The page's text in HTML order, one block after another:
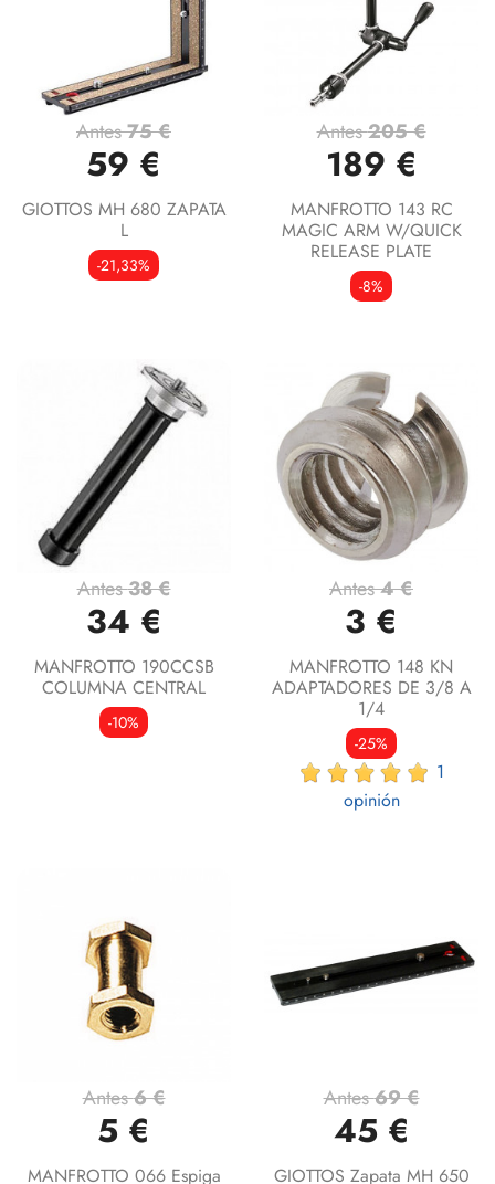
Antes75 €
59 €
GIOTTOS MH 680 ZAPATA
L
-21,33%
Antes205 €
189 €
MANFROTTO 143 RC
MAGIC ARM W/QUICK
RELEASE PLATE
-8%
Antes38 €
34 €
MANFROTTO 190CCSB
COLUMNA CENTRAL
-10%
Antes4 €
3 €
MANFROTTO 148 KN
ADAPTADORES DE 3/8 A
1/4
-25%
1
opinión
Antes6 €
5 €
MANFROTTO 066 Espiga
Antes69 €
45 €
GIOTTOS Zapata MH 650